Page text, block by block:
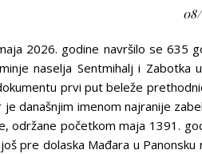
2026. godine navršilo se 635
naselja Sentmihalj i Zabotka
prvi put beleže
je današnjim imenom najranije
održane početkom maja 1391.
pre dolaska Mađara u